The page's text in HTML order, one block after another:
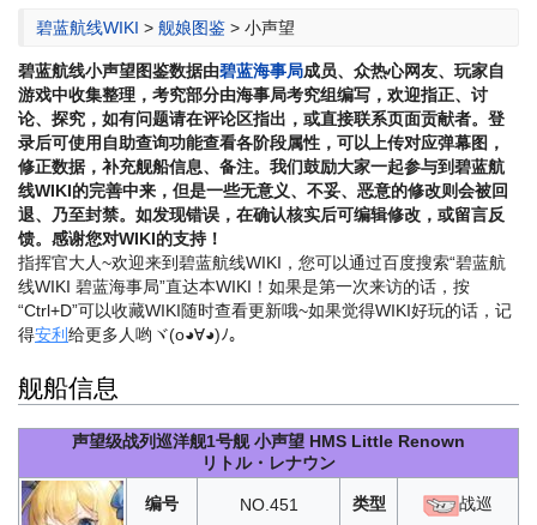
碧蓝航线WIKI > 舰娘图鉴 > 小声望
碧蓝航线小声望图鉴数据由碧蓝海事局成员、众热心网友、玩家自
游戏中收集整理，考究部分由海事局考究组编写，欢迎指正、讨
论、探究，如有问题请在评论区指出，或直接联系页面贡献者。登
录后可使用自助查询功能查看各阶段属性，可以上传对应弹幕图，
修正数据，补充舰船信息、备注。我们鼓励大家一起参与到碧蓝航
线WIKI的完善中来，但是一些无意义、不妥、恶意的修改则会被回
退、乃至封禁。如发现错误，在确认核实后可编辑修改，或留言反
馈。感谢您对WIKI的支持！
指挥官大人~欢迎来到碧蓝航线WIKI，您可以通过百度搜索“碧蓝航
线WIKI 碧蓝海事局”直达本WIKI！如果是第一次来访的话，按
“Ctrl+D”可以收藏WIKI随时查看更新哦~如果觉得WIKI好玩的话，记
得安利 给更多人哟ヾ(o◕∀◕)ﾉ。
舰船信息
声望级战列巡洋舰1号舰 小声望 HMS Little Renown
リトル・レナウン
编号 NO.451 类型 战巡